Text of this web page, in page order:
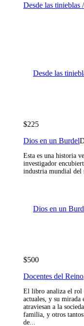
Desde las tinieblas
Desde las
$225
Dios en un Burdel
Esta es una historia
investigador
industria mundial del
Dios en un
$500
Docentes del Reino
El libro analiza el rol
actuales, y su mirada
atraviesan a la
familia, y otros
de...